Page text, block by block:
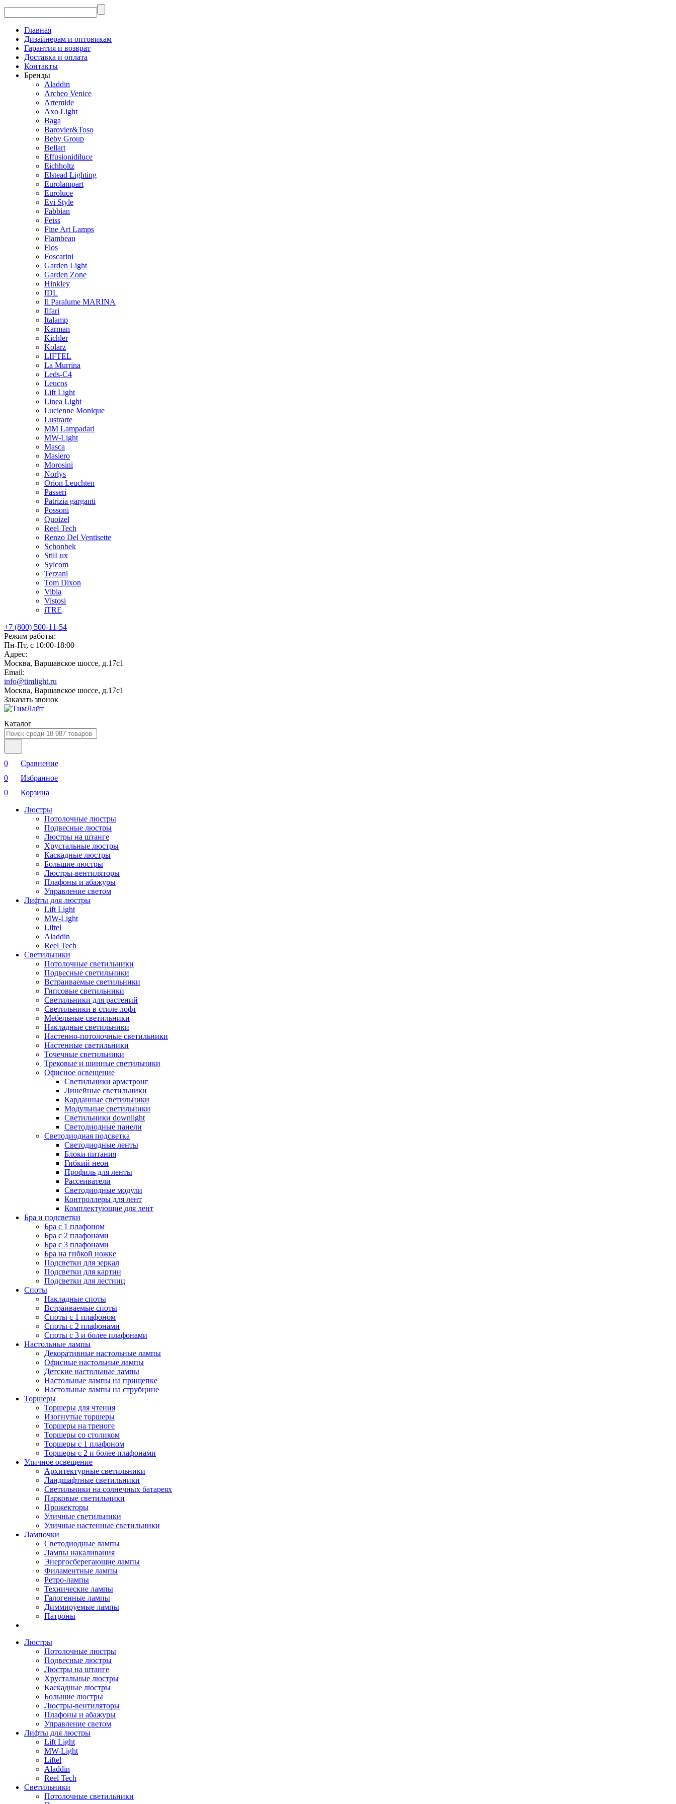
Главная
Дизайнерам и оптовикам
Гарантия и возврат
Доставка и оплата
Контакты
Бренды
Aladdin
Archeo Venice
Artemide
Axo Light
Baga
Barovier&Toso
Beby Group
Bellart
Effusionidiluce
Eichholtz
Elstead Lighting
Eurolampart
Euroluce
Evi Style
Fabbian
Feiss
Fine Art Lamps
Flambeau
Flos
Foscarini
Garden Light
Garden Zone
Hinkley
IDL
Il Paralume MARINA
Ilfari
Italamp
Karman
Kichler
Kolarz
LIFTEL
La Murrina
Leds-C4
Leucos
Lift Light
Linea Light
Lucienne Monique
Lustrarte
MM Lampadari
MW-Light
Masca
Masiero
Morosini
Norlys
Orion Leuchten
Passeri
Patrizia garganti
Possoni
Quoizel
Reel Tech
Renzo Del Ventisette
Schonbek
StilLux
Sylcom
Terzani
Tom Dixon
Vibia
Vistosi
iTRE
+7 (800) 500-11-54
Режим работы:
Пн-Пт, с 10:00-18:00
Адрес:
Москва, Варшавское шоссе, д.17c1
Email:
info@timlight.ru
Москва, Варшавское шоссе, д.17c1
Заказать звонок
Каталог
0
Сравнение
0
Избранное
0
Корзина
Люстры
Потолочные люстры
Подвесные люстры
Люстры на штанге
Хрустальные люстры
Каскадные люстры
Большие люстры
Люстры-вентиляторы
Плафоны и абажуры
Управление светом
Лифты для люстры
Lift Light
MW-Light
Liftel
Aladdin
Reel Tech
Светильники
Потолочные светильники
Подвесные светильники
Встраиваемые светильники
Гипсовые светильники
Светильники для растений
Светильники в стиле лофт
Мебельные светильники
Накладные светильники
Настенно-потолочные светильники
Настенные светильники
Точечные светильники
Трековые и шинные светильники
Офисное освещение
Светильники армстронг
Линейные светильники
Карданные светильники
Модульные светильники
Светильники downlight
Светодиодные панели
Светодиодная подсветка
Светодиодные ленты
Блоки питания
Гибкий неон
Профиль для ленты
Рассеиватели
Светодиодные модули
Контроллеры для лент
Комплектующие для лент
Бра и подсветки
Бра с 1 плафоном
Бра с 2 плафонами
Бра с 3 плафонами
Бра на гибкой ножке
Подсветки для зеркал
Подсветки для картин
Подсветки для лестниц
Споты
Накладные споты
Встраиваемые споты
Споты с 1 плафоном
Споты с 2 плафонами
Споты с 3 и более плафонами
Настольные лампы
Декоративные настольные лампы
Офисные настольные лампы
Детские настольные лампы
Настольные лампы на прищепке
Настольные лампы на струбцине
Торшеры
Торшеры для чтения
Изогнутые торшеры
Торшеры на треноге
Торшеры со столиком
Торшеры с 1 плафоном
Торшеры с 2 и более плафонами
Уличное освещение
Архитектурные светильники
Ландшафтные светильники
Светильники на солнечных батареях
Парковые светильники
Прожекторы
Уличные светильники
Уличные настенные светильники
Лампочки
Светодиодные лампы
Лампы накаливания
Энергосберегающие лампы
Филаментные лампы
Ретро-лампы
Технические лампы
Галогенные лампы
Диммируемые лампы
Патроны
Люстры
Потолочные люстры
Подвесные люстры
Люстры на штанге
Хрустальные люстры
Каскадные люстры
Большие люстры
Люстры-вентиляторы
Плафоны и абажуры
Управление светом
Лифты для люстры
Lift Light
MW-Light
Liftel
Aladdin
Reel Tech
Светильники
Потолочные светильники